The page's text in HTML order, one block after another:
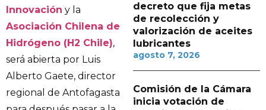
Innovación y la
Asociación Chilena de
Hidrógeno (H2 Chile),
será abierta por Luis
Alberto Gaete, director
regional de Antofagasta
decreto que fija metas
de recolección y
valorización de aceites
lubricantes
agosto 7, 2026
Comisión de la Cámara
inicia votación de